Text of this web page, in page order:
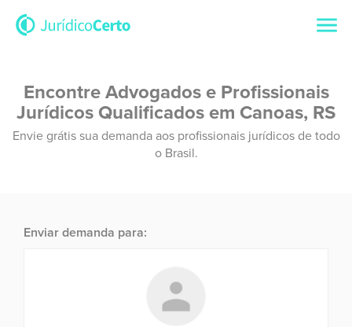
Encontre Advogados e Profissionais
Jurídicos Qualificados em Canoas, RS
Envie grátis sua demanda aos profissionais jurídicos de todo
o Brasil.
Enviar demanda para: